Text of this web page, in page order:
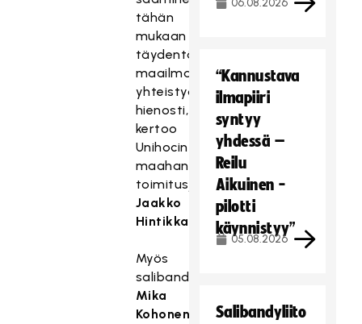
tähän
mukaan
täydentää
maailmanlaajuisen
yhteistyömme
hienosti,
kertoo
Unihocin
maahantuojan
toimitusjohtaja
Jaakko
Hintikka
Myös
salibandylegenda
Mika
Kohonen
06.08.2026
“Kannustava
ilmapiiri
syntyy
yhdessä –
Reilu
Aikuinen -
pilotti
käynnistyy”
05.08.2026
Salibandyliito